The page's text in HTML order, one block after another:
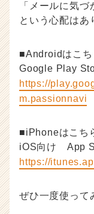
「メールに気
という心配はあ
■Androidはこち
Google Play
https://
m.passionnavi
■iPhoneはこち
iOS向け App
https://
ぜひ一度使って